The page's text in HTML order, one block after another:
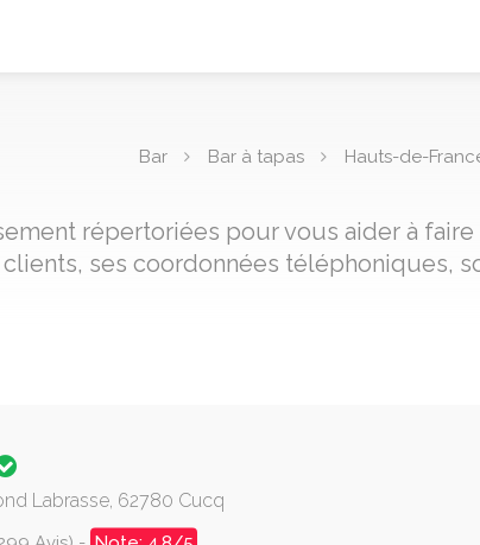
Bar Bar à tapas Hauts-de-
répertoriées pour vous aider à
ses coordonnées téléphoniques,
Labrasse, 62780 Cucq